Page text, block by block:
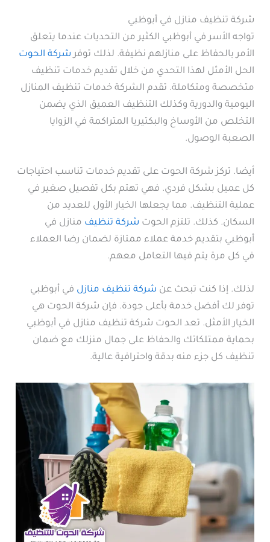
شركة تنظيف منازل في أبوظبي
تواجه الأسر في أبوظبي الكثير من التحديات عندما يتعلق
الأمر بالحفاظ على منازلهم نظيفة. لذلك توفر شركة الحوت
الحل الأمثل لهذا التحدي من خلال تقديم خدمات تنظيف
متخصصة ومتكاملة. تقدم الشركة خدمات تنظيف المنازل
اليومية والدورية وكذلك التنظيف العميق الذي يضمن
التخلص من الأوساخ والبكتيريا المتراكمة في الزوايا
الصعبة الوصول.
أيضا. تركز شركة الحوت على تقديم خدمات تناسب احتياجات
كل عميل بشكل فردي. فهي تهتم بكل تفصيل صغير في
عملية التنظيف. مما يجعلها الخيار الأول للعديد من
السكان. كذلك. تلتزم الحوت شركة تنظيف منازل في
أبوظبي بتقديم خدمة عملاء ممتازة لضمان رضا العملاء
في كل مرة يتم فيها التعامل معهم.
لذلك. إذا كنت تبحث عن شركة تنظيف منازل في أبوظبي
توفر لك أفضل خدمة بأعلى جودة. فإن شركة الحوت هي
الخيار الأمثل. تعد الحوت شركة تنظيف منازل في أبوظبي
بحماية ممتلكاتك والحفاظ على جمال منزلك مع ضمان
تنظيف كل جزء منه بدقة واحترافية عالية.